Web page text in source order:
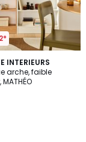
INTERIEURS
arche, faible